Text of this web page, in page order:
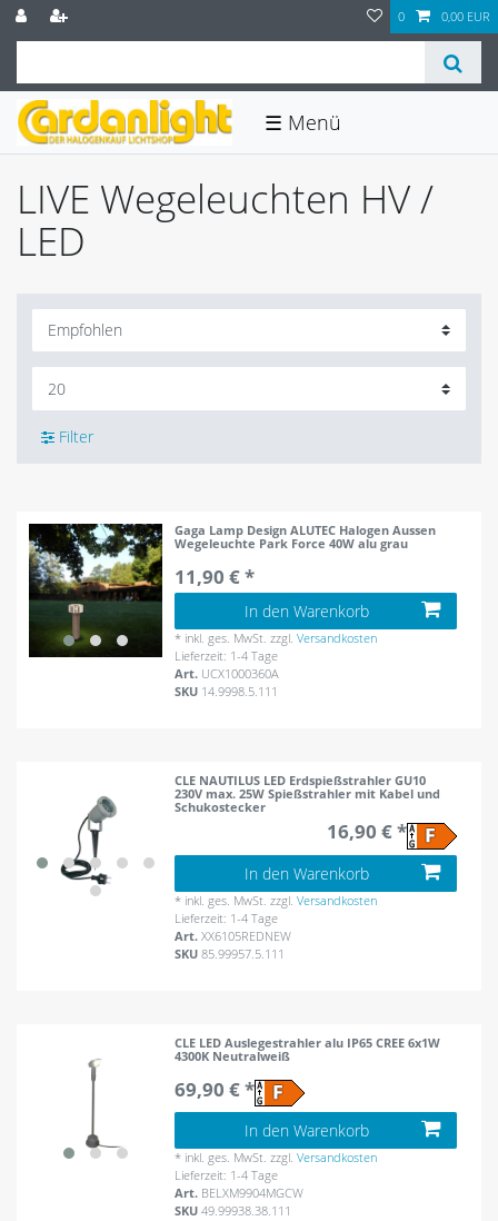
0 0,00 EUR
☰
LIVE Wegeleuchten HV /
LED
Filter
Gaga Lamp Design ALUTEC Halogen Aussen
Wegeleuchte Park Force 40W alu grau
11,90 € *
In den Warenkorb
* inkl. ges. MwSt. zzgl.Versandkosten
Lieferzeit: 1-4 Tage
Art. UCX1000360A
SKU 14.9998.5.111
CLE NAUTILUS LED Erdspießstrahler GU10
230V max. 25W Spießstrahler mit Kabel und
Schukostecker
16,90 € *
In den Warenkorb
* inkl. ges. MwSt. zzgl.Versandkosten
Lieferzeit: 1-4 Tage
Art.XX6105REDNEW
SKU85.99957.5.111
CLE LED Auslegestrahler alu IP65 CREE 6x1W
4300K Neutralweiß
69,90 € *
In den Warenkorb
* inkl. ges. MwSt. zzgl.Versandkosten
Lieferzeit: 1-4 Tage
Art. BELXM9904MGCW
SKU49.99938.38.111